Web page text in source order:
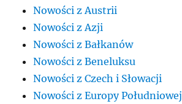
Nowości z Austrii
Nowości z Azji
Nowości z Bałkanów
Nowości z Beneluksu
Nowości z Czech i Słowacji
Nowości z Europy Południowej